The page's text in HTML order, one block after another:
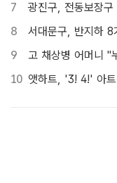
7
8
9
10